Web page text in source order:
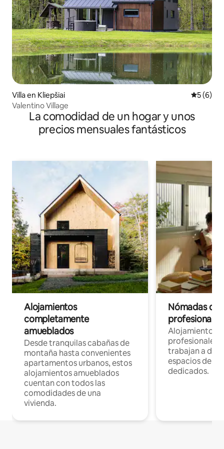
Villa en Kliepšiai
5 (6)
Valentino Village
La comodidad de un hogar y unos
precios mensuales fantásticos
Alojamientos
completamente
amueblados
Desde tranquilas cabañas de
montaña hasta convenientes
apartamentos urbanos, estos
alojamientos amueblados
cuentan con todos las
comodidades de una
vivienda.
Nómadas
Alojamientos
profesionales
trabajan a
espacios de
dedicados.